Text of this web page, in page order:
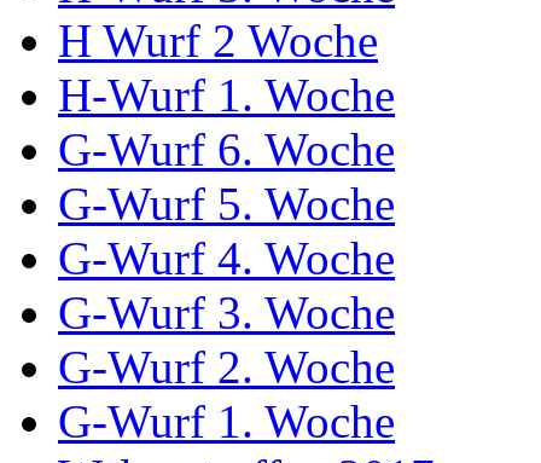
H Wurf 2 Woche
H-Wurf 1. Woche
G-Wurf 6. Woche
G-Wurf 5. Woche
G-Wurf 4. Woche
G-Wurf 3. Woche
G-Wurf 2. Woche
G-Wurf 1. Woche